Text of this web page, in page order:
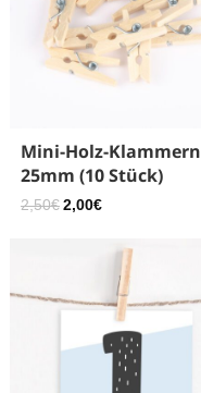
Mini-Holz-Klammern
25mm (10 Stück)
2,50€2,00€